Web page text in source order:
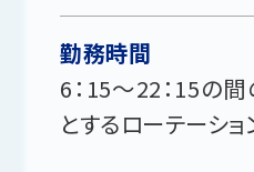
勤務時間
6：15～22：15の
とするローテーシ